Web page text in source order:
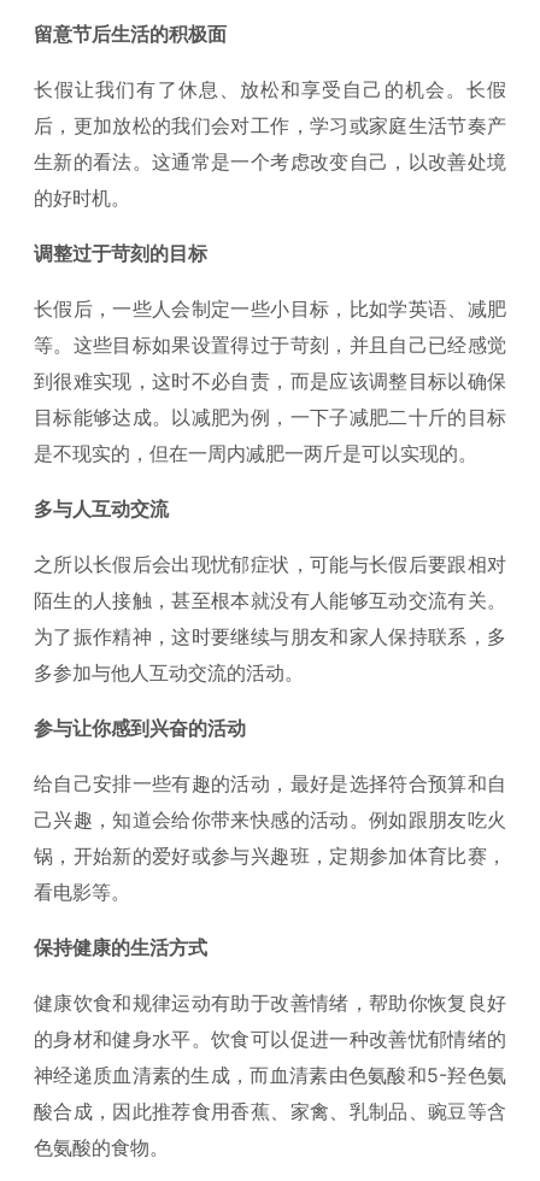
留意节后生活的积极面
长假让我们有了休息、放松和享受自己的机会。长假
后，更加放松的我们会对工作，学习或家庭生活节奏产
生新的看法。这通常是一个考虑改变自己，以改善处境
的好时机。
调整过于苛刻的目标
长假后，一些人会制定一些小目标，比如学英语、减肥
等。这些目标如果设置得过于苛刻，并且自己已经感觉
到很难实现，这时不必自责，而是应该调整目标以确保
目标能够达成。以减肥为例，一下子减肥二十斤的目标
是不现实的，但在一周内减肥一两斤是可以实现的。
多与人互动交流
之所以长假后会出现忧郁症状，可能与长假后要跟相对
陌生的人接触，甚至根本就没有人能够互动交流有关。
为了振作精神，这时要继续与朋友和家人保持联系，多
多参加与他人互动交流的活动。
参与让你感到兴奋的活动
给自己安排一些有趣的活动，最好是选择符合预算和自
己兴趣，知道会给你带来快感的活动。例如跟朋友吃火
锅，开始新的爱好或参与兴趣班，定期参加体育比赛，
看电影等。
保持健康的生活方式
健康饮食和规律运动有助于改善情绪，帮助你恢复良好
的身材和健身水平。饮食可以促进一种改善忧郁情绪的
神经递质血清素的生成，而血清素由色氨酸和5-羟色氨
酸合成，因此推荐食用香蕉、家禽、乳制品、豌豆等含
色氨酸的食物。